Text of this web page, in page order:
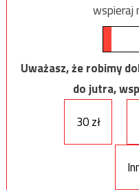
wspieraj
Uważasz, że robimy
do jutra,
30 zł